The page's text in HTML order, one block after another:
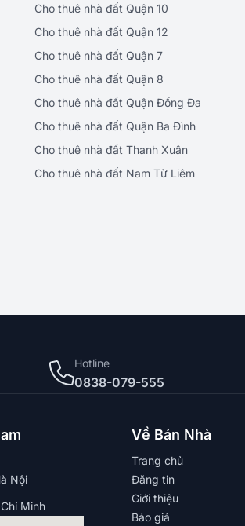
Cho thuê nhà đất Quận 10
Cho thuê nhà đất Quận 12
Cho thuê nhà đất Quận 7
Cho thuê nhà đất Quận 8
Cho thuê nhà đất Quận Đống Đa
Cho thuê nhà đất Quận Ba Đình
Cho thuê nhà đất Thanh Xuân
Cho thuê nhà đất Nam Từ Liêm
Hotline
0838-079-555
Nội
Minh
Về Bán Nhà
Trang chủ
Đăng tin
Giới thiệu
Báo giá